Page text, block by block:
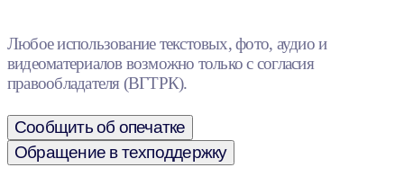
Любое использование текстовых, фото, аудио и
видеоматериалов возможно только с согласия
правообладателя (ВГТРК).
Сообщить об опечатке
Обращение в техподдержку